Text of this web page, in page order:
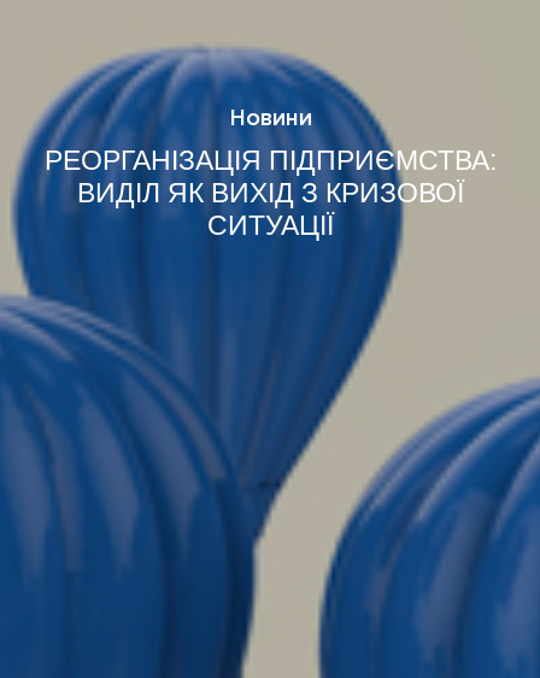
Новини
РЕОРГАНІЗАЦІЯ ПІДПРИЄМСТВА:
ВИДІЛ ЯК ВИХІД З КРИЗОВОЇ
СИТУАЦІЇ